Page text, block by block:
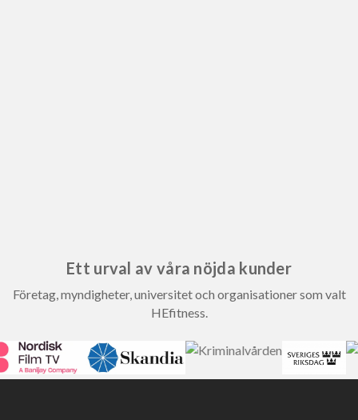
Ett urval av våra nöjda kunder
Företag, myndigheter, universitet och organisationer som valt
HEfitness.